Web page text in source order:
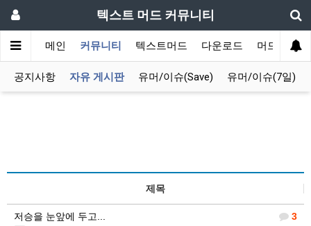
텍스트 머드 커뮤니티
메인 커뮤니티 텍스트머드 다운로드 머드 잡담
공지사항 자유 게시판 유머/이슈(Save) 유머/이슈(7일)
제목
3
저승을 눈앞에 두고...